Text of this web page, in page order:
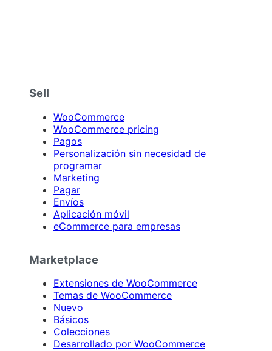
Sell
WooCommerce
WooCommerce pricing
Pagos
Personalización sin necesidad de
programar
Marketing
Pagar
Envíos
Aplicación móvil
eCommerce para empresas
Marketplace
Extensiones de WooCommerce
Temas de WooCommerce
Nuevo
Básicos
Colecciones
Desarrollado por WooCommerce